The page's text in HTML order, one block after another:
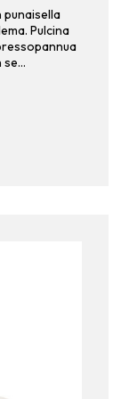
punaisella
Pulcina
se…